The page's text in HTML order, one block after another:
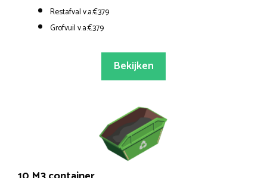
Restafval v.a.€379
Grofvuil v.a.€379
Bekijken